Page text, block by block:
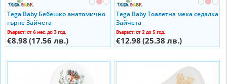
Tega Baby Бебешко анатомично
гърне Зайчета
Възраст: от 6 мес. до 3 год.
€8.98 (17.56 лв.)
Tega Baby Тоалетна мека седалка
Зайчета
Възраст: от 2 до 5 год.
€12.98 (25.38 лв.)